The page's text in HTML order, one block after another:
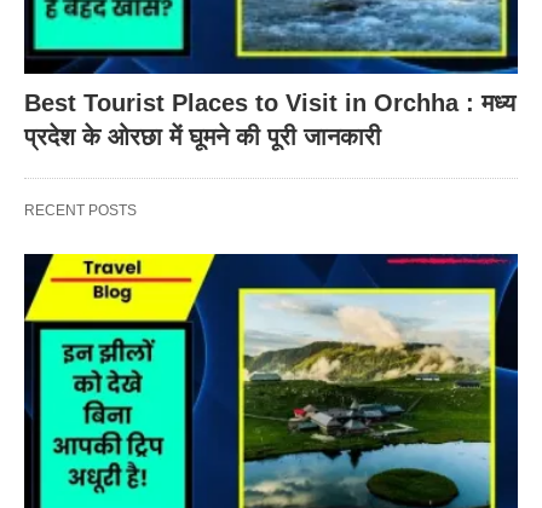
Best Tourist Places to Visit in Orchha : मध्य
प्रदेश के ओरछा में घूमने की पूरी जानकारी
RECENT POSTS